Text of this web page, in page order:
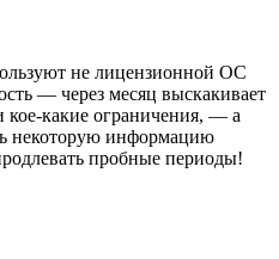
не лицензионной ОС
— через месяц выскакивает
кое-какие ограничения, — а
некоторую информацию
пробные периоды!